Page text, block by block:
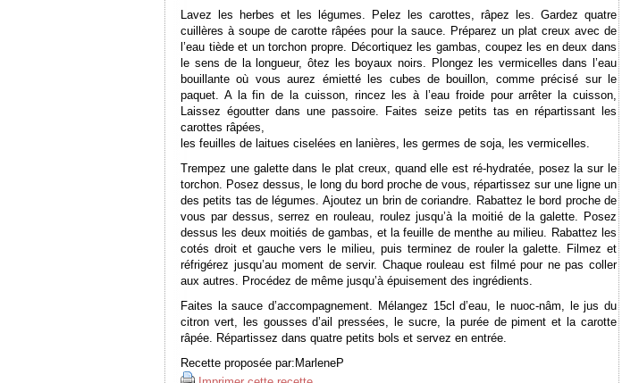
Lavez les herbes et les légumes. Pelez les carottes, râpez les. Gardez quatre
cuillères à soupe de carotte râpées pour la sauce. Préparez un plat creux avec de
l’eau tiède et un torchon propre. Décortiquez les gambas, coupez les en deux dans
le sens de la longueur, ôtez les boyaux noirs. Plongez les vermicelles dans l’eau
bouillante où vous aurez émietté les cubes de bouillon, comme précisé sur le
paquet. A la fin de la cuisson, rincez les à l’eau froide pour arrêter la cuisson,
Laissez égoutter dans une passoire. Faites seize petits tas en répartissant les
carottes râpées,
les feuilles de laitues ciselées en lanières, les germes de soja, les vermicelles.
Trempez une galette dans le plat creux, quand elle est ré-hydratée, posez la sur le
torchon. Posez dessus, le long du bord proche de vous, répartissez sur une ligne un
des petits tas de légumes. Ajoutez un brin de coriandre. Rabattez le bord proche de
vous par dessus, serrez en rouleau, roulez jusqu’à la moitié de la galette. Posez
dessus les deux moitiés de gambas, et la feuille de menthe au milieu. Rabattez les
cotés droit et gauche vers le milieu, puis terminez de rouler la galette. Filmez et
réfrigérez jusqu’au moment de servir. Chaque rouleau est filmé pour ne pas coller
aux autres. Procédez de même jusqu’à épuisement des ingrédients.
Faites la sauce d’accompagnement. Mélangez 15cl d’eau, le nuoc-nâm, le jus du
citron vert, les gousses d’ail pressées, le sucre, la purée de piment et la carotte
râpée. Répartissez dans quatre petits bols et servez en entrée.
Recette proposée par: MarleneP